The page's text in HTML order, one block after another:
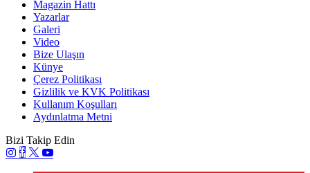
Magazin Hattı
Yazarlar
Galeri
Video
Bize Ulaşın
Künye
Çerez Politikası
Gizlilik ve KVK Politikası
Kullanım Koşulları
Aydınlatma Metni
Bizi Takip Edin